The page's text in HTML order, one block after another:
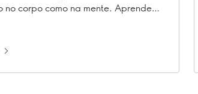
de ti!
no corpo como na mente. Aprende